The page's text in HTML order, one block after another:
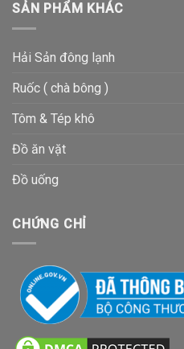
SẢN PHẨM KHÁC
Hải Sản đông lạnh
Ruốc ( chà bông )
Tôm & Tép khô
Đồ ăn vặt
Đồ uống
CHỨNG CHỈ